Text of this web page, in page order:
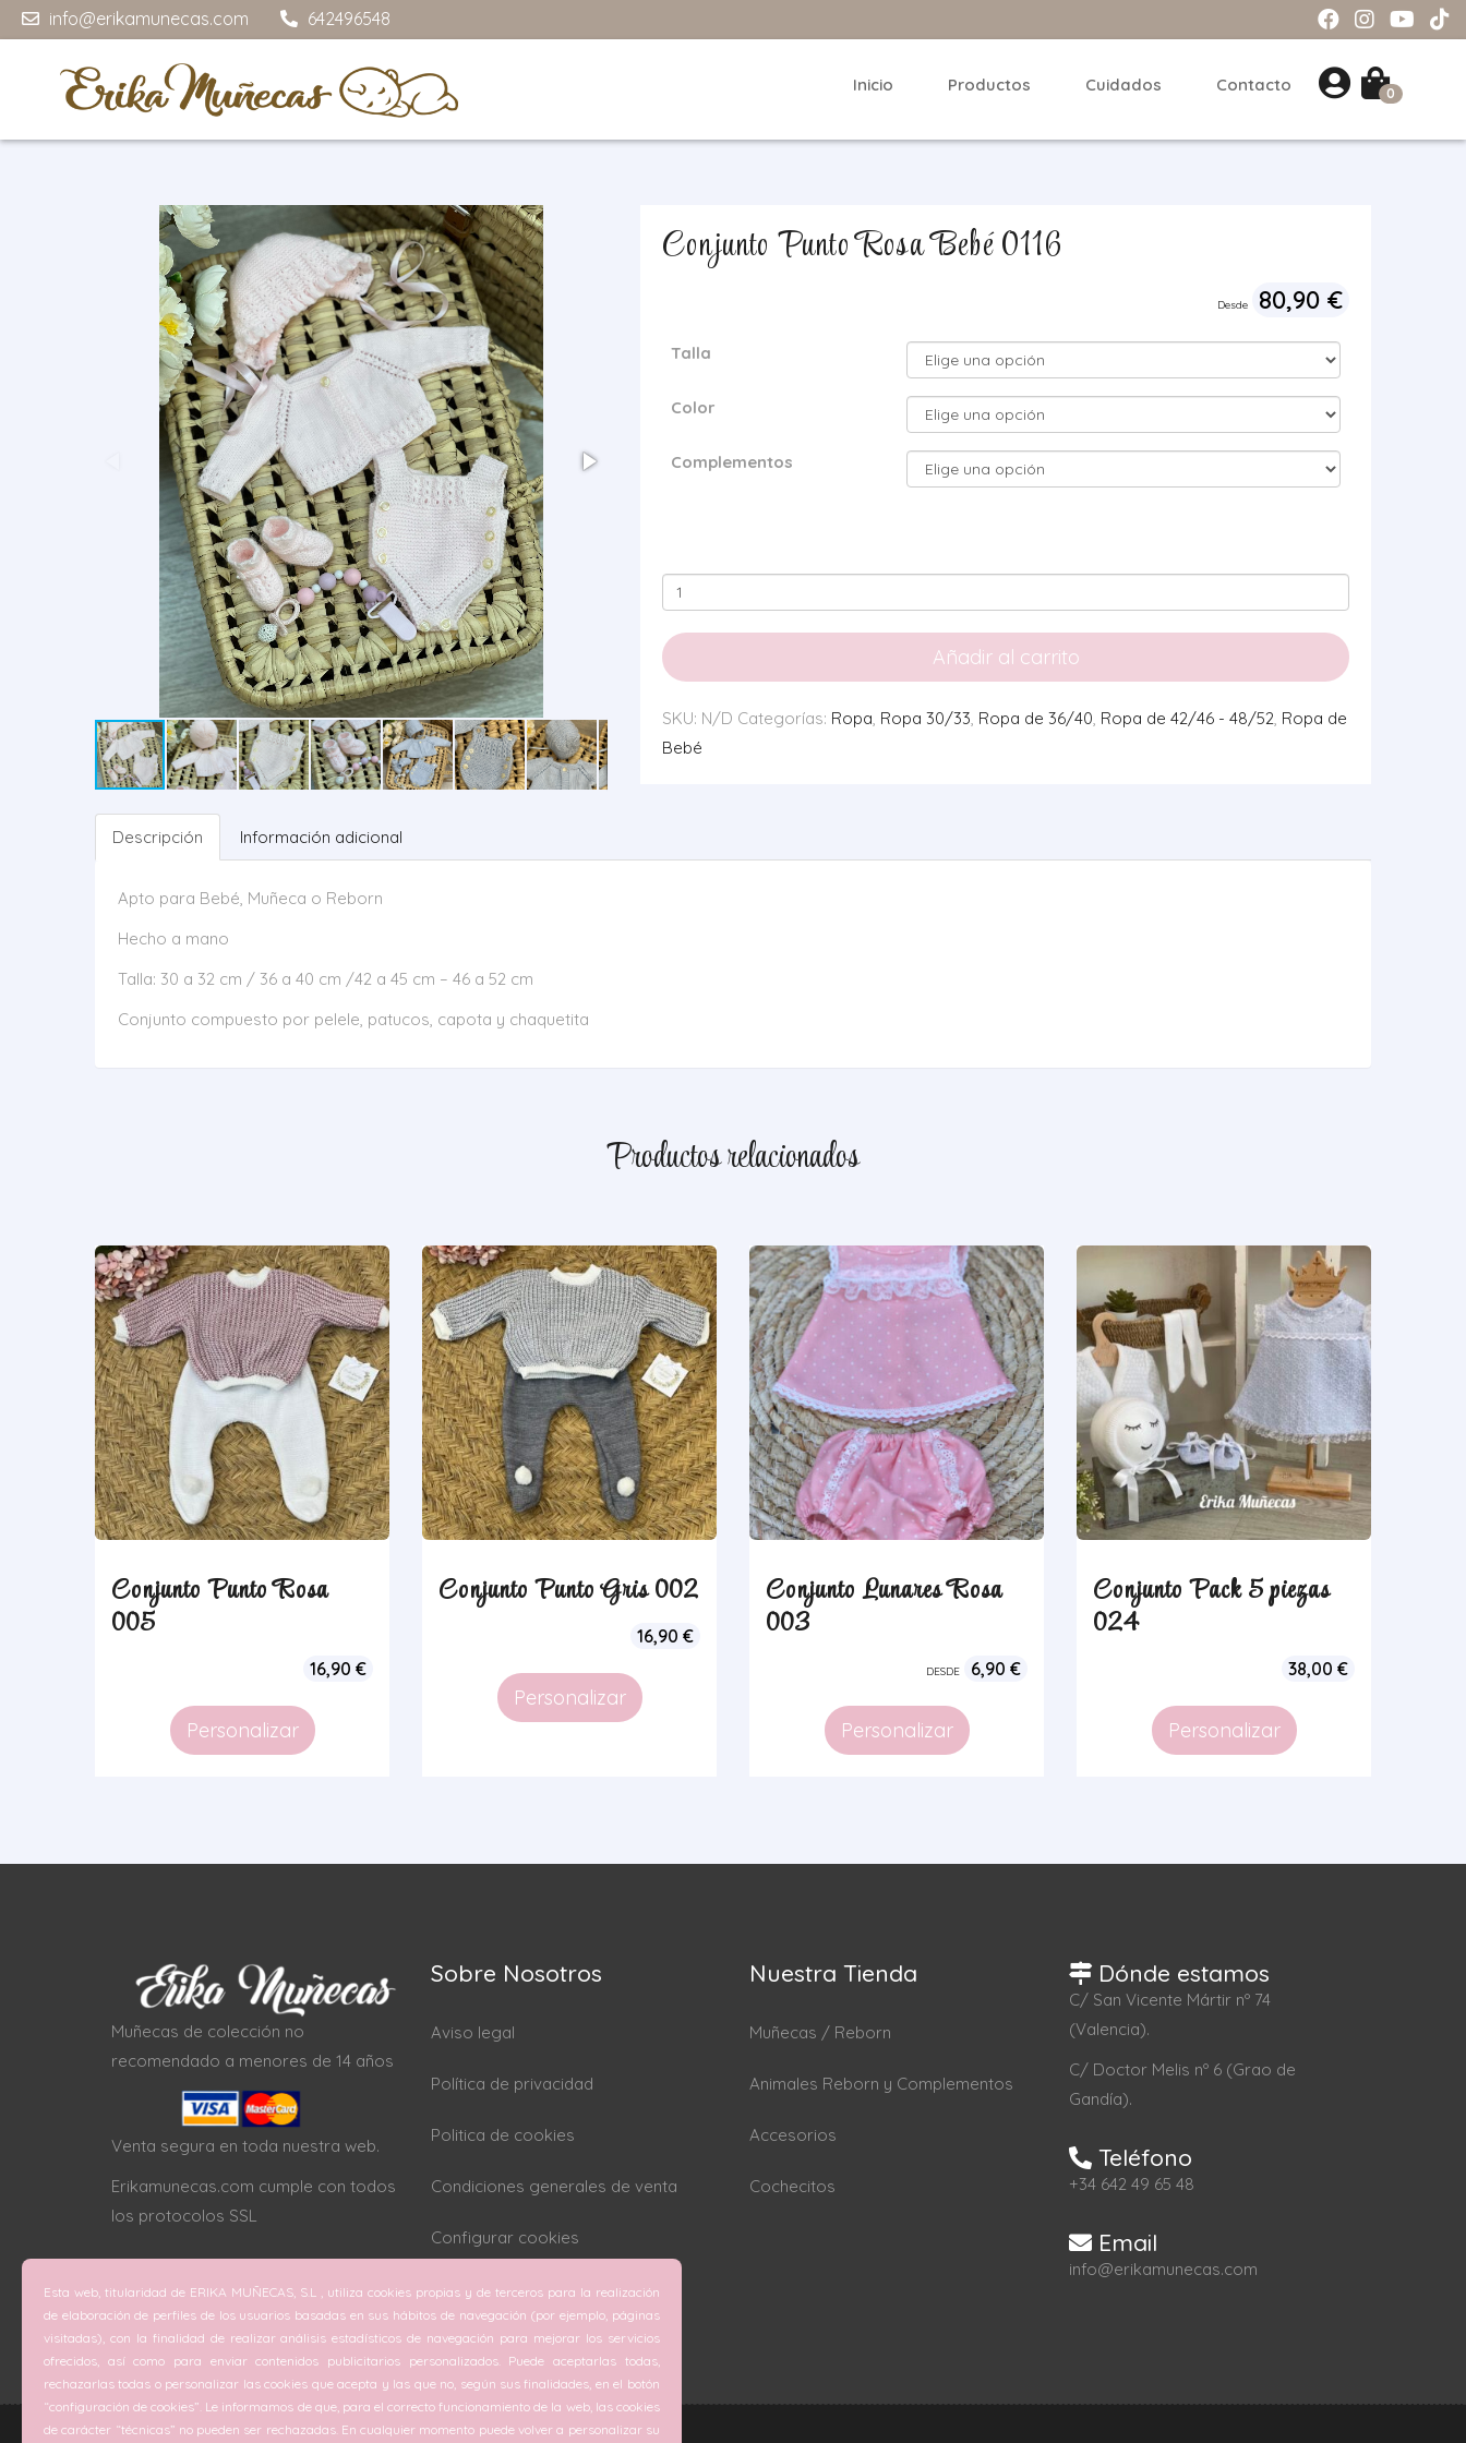
info@erikamunecas.com 642496548
0
Inicio Productos Cuidados Contacto
Conjunto Punto Rosa Bebé 0116
Desde 80,90 €
Talla
Color
Complementos
Conjunto
Punto
Rosa
Bebé
Añadir al carrito
SKU: N/D Categorías: Ropa, Ropa 30/33, Ropa de 36/40, Ropa de 42/46 - 48/52, Ropa de
Bebé
Descripción Información adicional
Apto para Bebé, Muñeca o Reborn
Hecho a mano
Talla: 30 a 32 cm / 36 a 40 cm /42 a 45 cm – 46 a 52 cm
Conjunto compuesto por pelele, patucos, capota y chaquetita
Productos relacionados
Conjunto Punto Rosa
005
16,90 €
Personalizar
Conjunto Punto Gris 002
16,90 €
Personalizar
Conjunto Lunares Rosa
003
DESDE 6,90 €
Personalizar
Conjunto Pack 5 piezas
024
38,00 €
Personalizar
Muñecas de colección no
recomendado a menores de 14 años
Venta segura en toda nuestra web.
Erikamunecas.com cumple con todos
los protocolos SSL
Sobre Nosotros
Aviso legal
Política de privacidad
Politica de cookies
Condiciones generales de venta
Configurar cookies
Nuestra Tienda
Muñecas / Reborn
Animales Reborn y Complementos
Accesorios
Cochecitos
Dónde estamos
C/ San Vicente Mártir nº 74
(Valencia).
C/ Doctor Melis nº 6 (Grao de
Gandía).
Teléfono
+34 642 49 65 48
Email
info@erikamunecas.com
Esta web, titularidad de ERIKA MUÑECAS, S.L , utiliza cookies propias y de terceros para la realización
de elaboración de perfiles de los usuarios basadas en sus hábitos de navegación (por ejemplo, páginas
visitadas), con la finalidad de realizar análisis estadísticos de navegación para mejorar los servicios
ofrecidos, así como para enviar contenidos publicitarios personalizados. Puede aceptarlas todas,
rechazarlas todas o personalizar las cookies que acepta y las que no, según sus finalidades, en el botón
“configuración de cookies”. Le informamos de que, para el correcto funcionamiento de la web, las cookies
de carácter “técnicas” no pueden ser rechazadas. En cualquier momento puede volver a personalizar su